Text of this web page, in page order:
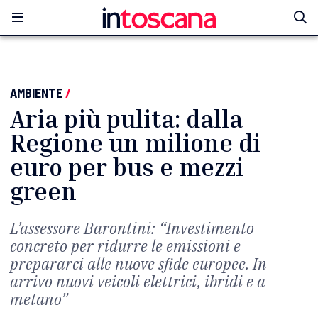
AMBIENTE/
Aria più pulita: dalla
Regione un milione di
euro per bus e mezzi
green
L’assessore Barontini: “Investimento
concreto per ridurre le emissioni e
prepararci alle nuove sfide europee. In
arrivo nuovi veicoli elettrici, ibridi e a
metano”